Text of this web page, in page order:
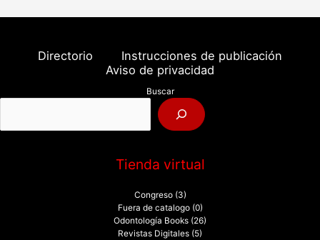
s
o
:
Directorio
Instrucciones de publicación
Aviso de privacidad
Buscar
Tienda virtual
Congreso (3)
Fuera de catalogo (0)
Odontología Books (26)
Revistas Digitales (5)